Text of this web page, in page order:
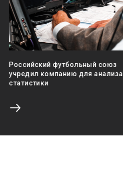
Российский футбольный союз
учредил компанию для анализа
статистики